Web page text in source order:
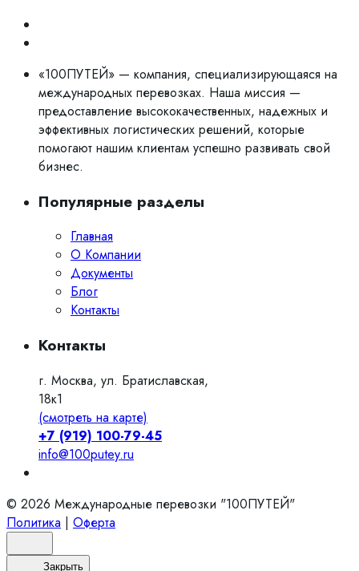
«100ПУТЕЙ» — компания, специализирующаяся на
международных перевозках. Наша миссия —
предоставление высококачественных, надежных и
эффективных логистических решений, которые
помогают нашим клиентам успешно развивать свой
бизнес.
Популярные разделы
Главная
О Компании
Документы
Блог
Контакты
Контакты
г. Москва, ул. Братиславская,
18к1
(смотреть на карте)
+7 (919) 100-79-45
info@100putey.ru
© 2026 Международные перевозки "100ПУТЕЙ"
Политика | Оферта
Закрыть